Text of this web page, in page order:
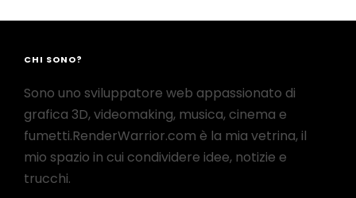
CHI SONO?
Sono uno sviluppatore web appassionato di
grafica 3D, videomaking, musica, cinema e
fumetti.RenderWarrior.com è la mia vetrina, il
mio spazio in cui condividere idee, notizie e
trucchi.